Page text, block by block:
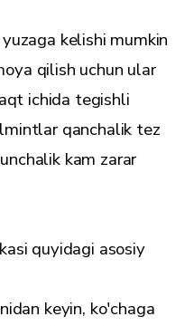
kelishi mumkin
qilish uchun ular
ichida tegishli
qanchalik tez
kam zarar
quyidagi asosiy
keyin, ko'chaga